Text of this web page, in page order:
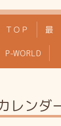
ＴＯＰ 最
P-WORLD
レンダ